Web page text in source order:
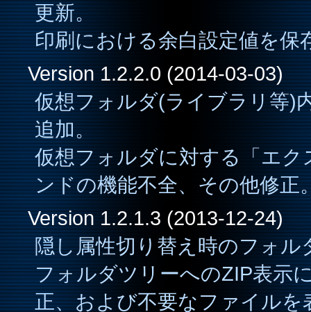
更新。
印刷における余白設定値を保
Version 1.2.2.0 (2014-03-03)
仮想フォルダ(ライブラリ等)
追加。
仮想フォルダに対する「エ
ンドの機能不全、その他修正
Version 1.2.1.3 (2013-12-24)
隠し属性切り替え時のフォル
フォルダツリーへのZIP表示
正、および不要なファイルを